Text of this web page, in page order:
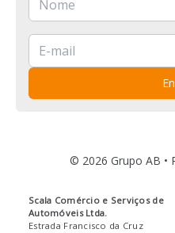
© 2026 Grupo AB •
Scala Comércio e Serviços de
Automóveis Ltda.
Estrada Francisco da Cruz